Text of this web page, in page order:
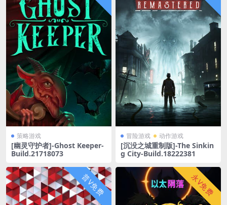
策略游戏
[幽灵守护者]-Ghost Keeper-
Build.21718073
冒险游戏 动作游戏
[沉没之城重制版]-The Sinkin
g City-Build.18222381
普V免费 永V免费